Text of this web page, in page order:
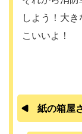
しよう！大
こいいよ！
紙の箱屋